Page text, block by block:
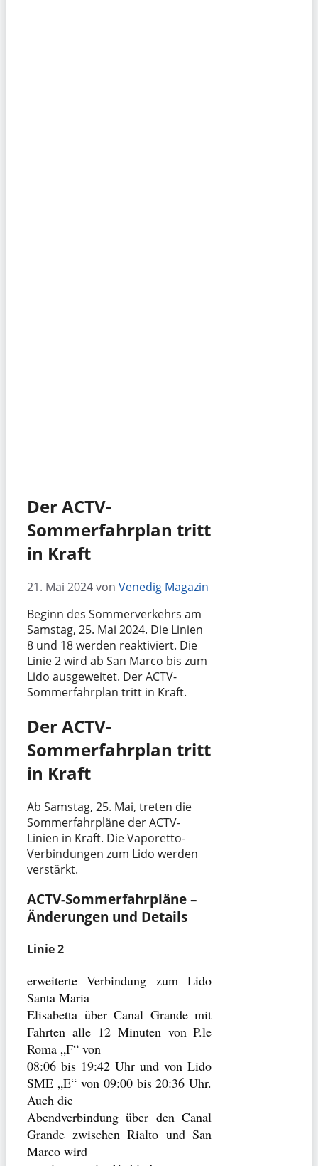
Der ACTV-
Sommerfahrplan tritt
in Kraft
21. Mai 2024von Venedig Magazin
Beginn des Sommerverkehrs am
Samstag, 25. Mai 2024. Die Linien
8 und 18 werden reaktiviert. Die
Linie 2 wird ab San Marco bis zum
Lido ausgeweitet. Der ACTV-
Sommerfahrplan tritt in Kraft.
Der ACTV-
Sommerfahrplan tritt
in Kraft
Ab Samstag, 25. Mai, treten die
Sommerfahrpläne der ACTV-
Linien in Kraft. Die Vaporetto-
Verbindungen zum Lido werden
verstärkt.
ACTV-Sommerfahrpläne –
Änderungen und Details
Linie 2
erweiterte Verbindung zum Lido
Santa Maria
Elisabetta über Canal Grande mit
Fahrten alle 12 Minuten von P.le
Roma „F“ von
08:06 bis 19:42 Uhr und von Lido
SME „E“ von 09:00 bis 20:36 Uhr.
Auch die
Abendverbindung über den Canal
Grande zwischen Rialto und San
Marco wird